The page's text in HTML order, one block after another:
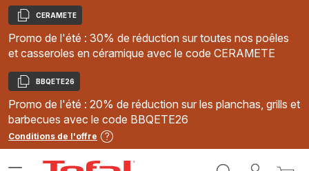
Copier
CERAMETE
Promo de l'été : 30% de réduction sur toutes nos poêles
et casseroles en céramique avec le code CERAMETE
Copier
BBQETE26
Promo de l'été : 20% de réduction sur les planchas, grills et
barbecues avec le code BBQETE26
Conditions de l'offre